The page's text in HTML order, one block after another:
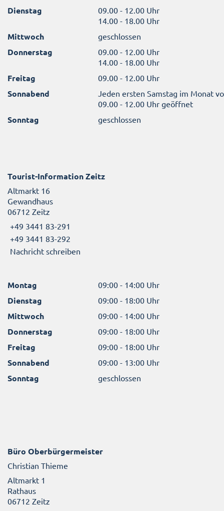
Dienstag
09.00 - 12.00 Uhr
14.00 - 18.00 Uhr
Mittwoch geschlossen
Donnerstag
09.00 - 12.00 Uhr
14.00 - 18.00 Uhr
Freitag 09.00 - 12.00 Uhr
Sonnabend
Jeden ersten Samstag im Monat
09.00 - 12.00 Uhr geöffnet
Sonntag geschlossen
Tourist-Information Zeitz
Altmarkt 16
Gewandhaus
06712 Zeitz
+49 3441 83-291
+49 3441 83-292
Nachricht schreiben
Montag 09:00 - 14:00 Uhr
Dienstag 09:00 - 18:00 Uhr
Mittwoch 09:00 - 14:00 Uhr
Donnerstag 09:00 - 18:00 Uhr
Freitag 09:00 - 18:00 Uhr
Sonnabend 09:00 - 13:00 Uhr
Sonntag geschlossen
Büro Oberbürgermeister
Christian Thieme
Altmarkt 1
Rathaus
06712 Zeitz